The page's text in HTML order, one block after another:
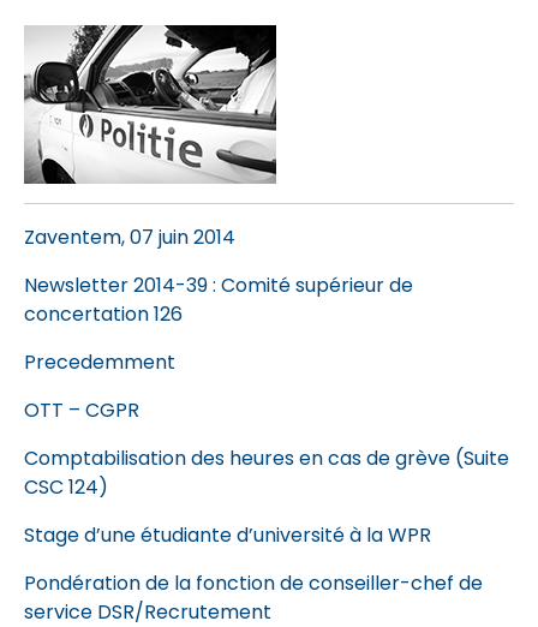
Zaventem, 07 juin 2014
Newsletter 2014-39: Comité supérieur de
concertation 126
Precedemment
OTT – CGPR
Comptabilisation des heures en cas de grève (Suite
CSC 124)
Stage d’une étudiante d’université à la WPR
Pondération de la fonction de conseiller-chef de
service DSR/Recrutement